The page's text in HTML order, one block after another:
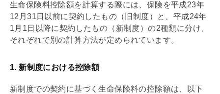
生命保険料控除額を計算する際には、保険を平成23年
12月31日以前に契約したもの（旧制度）と、平成24年
1月1日以降に契約したもの（新制度）の2種類に分け、
それぞれで別の計算方法が定められています。
1. 新制度における控除額
新制度での契約に基づく生命保険料の控除額は、以下